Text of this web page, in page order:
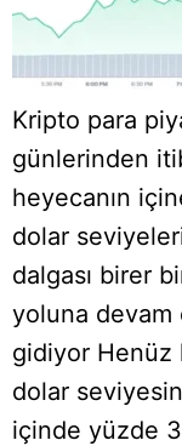
Kripto para
günlerinden
heyecanın
dolar
dalgası birer
yoluna devam
gidiyor Henüz
dolar
içinde yüzde